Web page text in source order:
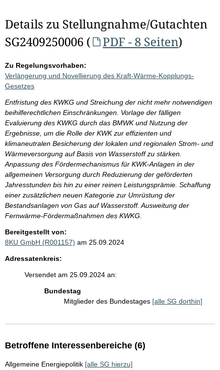
Details zu Stellungnahme/Gutachten
SG2409250006 (
PDF - 8 Seiten)
Zu Regelungsvorhaben:
Verlängerung und Novellierung des Kraft-Wärme-Kopplungs-
Gesetzes
Entfristung des KWKG und Streichung der nicht mehr notwendigen
beihilferechtlichen Einschränkungen. Vorlage der fälligen
Evaluierung des KWKG durch das BMWK und Nutzung der
Ergebnisse, um die Rolle der KWK zur effizienten und
klimaneutralen Besicherung der lokalen und regionalen Strom- und
Wärmeversorgung auf Basis von Wasserstoff zu stärken.
Anpassung des Fördermechanismus für KWK-Anlagen in der
allgemeinen Versorgung durch Reduzierung der geförderten
Jahresstunden bis hin zu einer reinen Leistungsprämie. Schaffung
einer zusätzlichen neuen Kategorie zur Umrüstung der
Bestandsanlagen von Gas auf Wasserstoff. Ausweitung der
Fernwärme-Fördermaßnahmen des KWKG.
Bereitgestellt von:
8KU GmbH (R001157) am 25.09.2024
Adressatenkreis:
Versendet am 25.09.2024 an:
Bundestag
Mitglieder des Bundestages [alle SG dorthin]
Betroffene Interessenbereiche (6)
Allgemeine Energiepolitik [alle SG hierzu]